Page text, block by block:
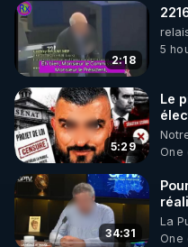
http://rgnr.li/news
🌱 VIDÉOS NON
Toutes les vidéos
http://rgnr.li/odysee
🌱 LES STAGES EN
http://rgnr.li/stages
2:18
5
5:29
Le
les
One
34:31
on
La
One